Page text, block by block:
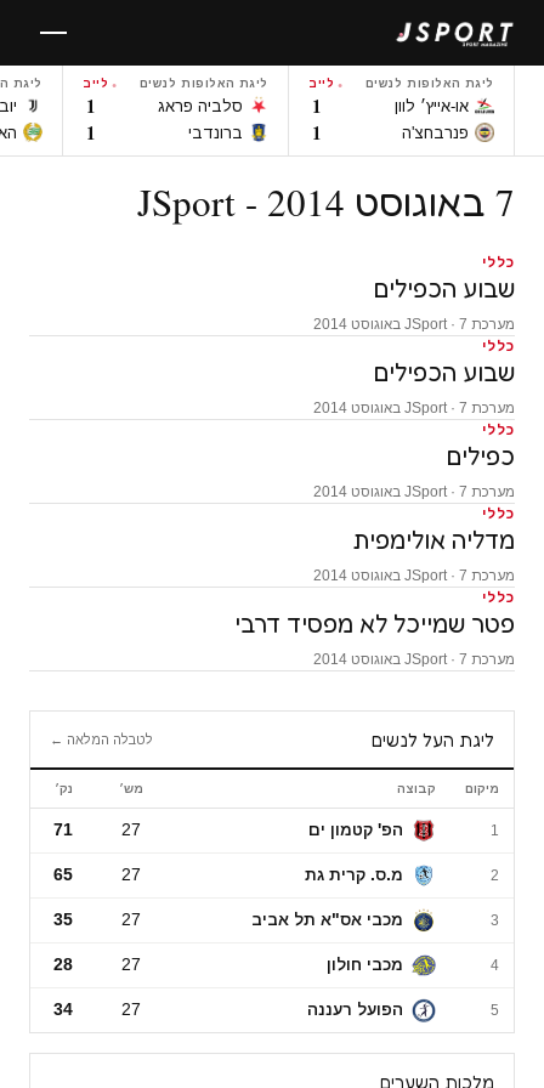
לתוכן
ליגת האלופות לנשים לייב
או-אייץ׳ לוון 1
פנרבחצ'ה 1
ליגת האלופות לנשים לייב
סלביה פראג 1
ברונדבי 1
ליגת
7 באוגוסט 2014 - JSport
כללי
שבוע הכפילים
מערכת JSport · 7 באוגוסט 2014
כללי
שבוע הכפילים
מערכת JSport · 7 באוגוסט 2014
כללי
כפילים
מערכת JSport · 7 באוגוסט 2014
כללי
מדליה אולימפית
מערכת JSport · 7 באוגוסט 2014
כללי
פטר שמייכל לא מפסיד דרבי
מערכת JSport · 7 באוגוסט 2014
ליגת העל לנשים לטבלה המלאה ←
ליגת העל לנשים
מיקום קבוצה מש׳ נק׳
1 הפ' קטמון ים 27
71
2 מ.ס. קרית גת 27
65
3 מכבי אס"א תל אביב 27
35
4 מכבי חולון 27
28
5 הפועל רעננה 27
34
מלכות השערים